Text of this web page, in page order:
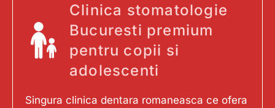
Clinica stomatologie
Bucuresti premium
pentru copii si
adolescenti
Singura clinica dentara romaneasca ce ofera